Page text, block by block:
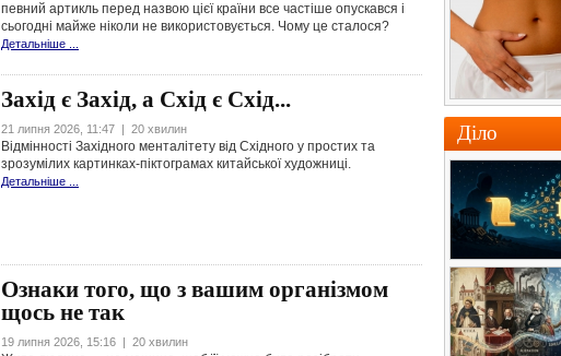
певний артикль перед назвою цієї країни все частіше опускався і
сьогодні майже ніколи не використовується. Чому це сталося?
Детальніше ...
Захід є Захід, а Схід є Схід...
21 липня 2026, 11:47 | 20 хвилин
Відмінності Західного менталітету від Східного у простих та
зрозумілих картинках-піктограмах китайської художниці.
Детальніше ...
Ознаки того, що з вашим організмом
щось не так
19 липня 2026, 15:16 | 20 хвилин
Діло